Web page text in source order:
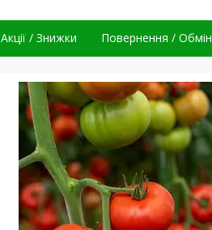
Акції / Знижки Повернення / Обмін